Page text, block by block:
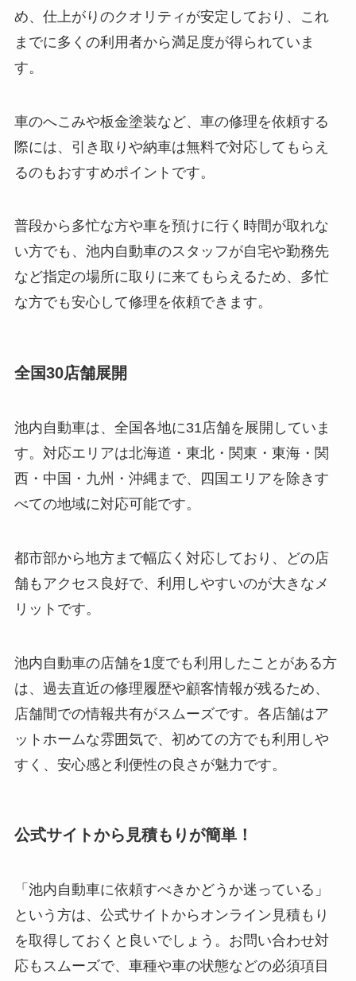
め、仕上がりのクオリティが安定しており、これ
までに多くの利用者から満足度が得られていま
す。
車のへこみや板金塗装など、車の修理を依頼する
際には、引き取りや納車は無料で対応してもらえ
るのもおすすめポイントです。
普段から多忙な方や車を預けに行く時間が取れな
い方でも、池内自動車のスタッフが自宅や勤務先
など指定の場所に取りに来てもらえるため、多忙
な方でも安心して修理を依頼できます。
全国30店舗展開
池内自動車は、全国各地に31店舗を展開していま
す。対応エリアは北海道・東北・関東・東海・関
西・中国・九州・沖縄まで、四国エリアを除きす
べての地域に対応可能です。
都市部から地方まで幅広く対応しており、どの店
舗もアクセス良好で、利用しやすいのが大きなメ
リットです。
池内自動車の店舗を1度でも利用したことがある方
は、過去直近の修理履歴や顧客情報が残るため、
店舗間での情報共有がスムーズです。各店舗はア
ットホームな雰囲気で、初めての方でも利用しや
すく、安心感と利便性の良さが魅力です。
公式サイトから見積もりが簡単！
「池内自動車に依頼すべきかどうか迷っている」
という方は、公式サイトからオンライン見積もり
を取得しておくと良いでしょう。お問い合わせ対
応もスムーズで、車種や車の状態などの必須項目